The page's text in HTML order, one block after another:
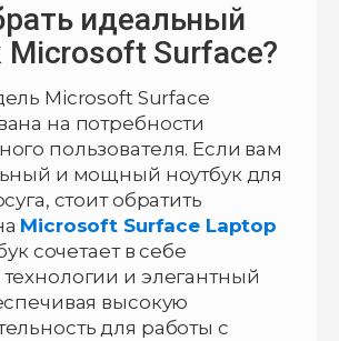
идеальный
Microsoft Surface?
Microsoft Surface
на потребности
пользователя. Если вам
и мощный ноутбук для
стоит обратить
Microsoft Surface Laptop
сочетает в себе
и элегантный
высокую
для работы с